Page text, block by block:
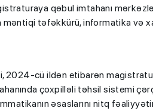
qəbul imtahanı
məntiqi təfəkkürü, informatika və
2024-cü ildən etibarən
çoxpilləli təhsil sistemi
əsaslarını nitq